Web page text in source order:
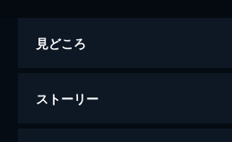
見どころ
ストーリー